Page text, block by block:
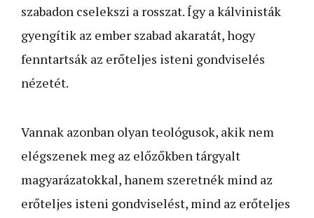
szabadon cselekszi a rosszat. Így a kálvinisták
gyengítik az ember szabad akaratát, hogy
fenntartsák az erőteljes isteni gondviselés
nézetét.
Vannak azonban olyan teológusok, akik nem
elégszenek meg az előzőkben tárgyalt
magyarázatokkal, hanem szeretnék mind az
erőteljes isteni gondviselést, mind az erőteljes